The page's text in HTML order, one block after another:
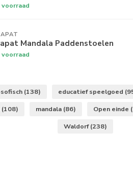
voorraad
Mandala Paddenstoelen
voorraad
(138) educatief speelgoed
(108) mandala (86) Open einde
Waldorf(238)